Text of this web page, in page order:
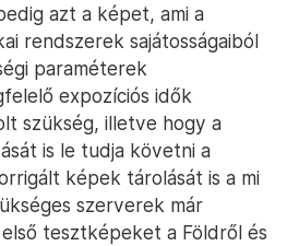
azt a képet, ami a
rendszerek sajátosságaiból
paraméterek
expozíciós idők
szükség, illetve hogy a
is le tudja követni a
képek tárolását is a mi
szerverek már
tesztképeket a Földről és